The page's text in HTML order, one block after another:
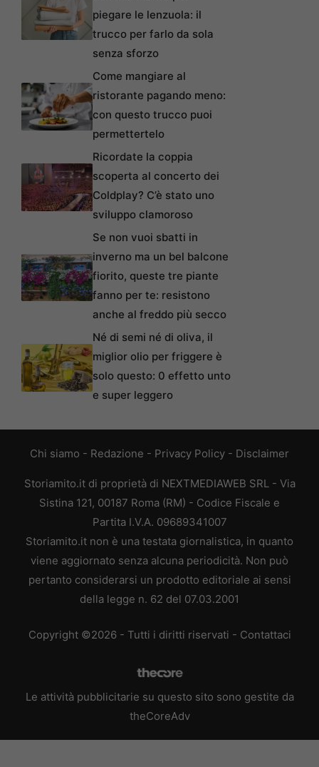
piegare le lenzuola: il
trucco per farlo da sola
senza sforzo
Come mangiare al
ristorante pagando meno:
con questo trucco puoi
permettertelo
Ricordate la coppia
scoperta al concerto dei
Coldplay? C’è stato uno
sviluppo clamoroso
Se non vuoi sbatti in
inverno ma un bel balcone
fiorito, queste tre piante
fanno per te: resistono
anche al freddo più secco
Né di semi né di oliva, il
miglior olio per friggere è
solo questo: 0 effetto unto
e super leggero
Chi siamo - Redazione - Privacy Policy - Disclaimer
Storiamito.it di proprietà di NEXTMEDIAWEB SRL - Via
Sistina 121, 00187 Roma (RM) - Codice Fiscale e
Partita I.V.A. 09689341007
Storiamito.it non è una testata giornalistica, in quanto
viene aggiornato senza alcuna periodicità. Non può
pertanto considerarsi un prodotto editoriale ai sensi
della legge n. 62 del 07.03.2001
Copyright ©2026 - Tutti i diritti riservati - Contattaci
Le attività pubblicitarie su questo sito sono gestite da
theCoreAdv